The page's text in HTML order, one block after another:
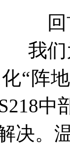
我
阵地
中
决。